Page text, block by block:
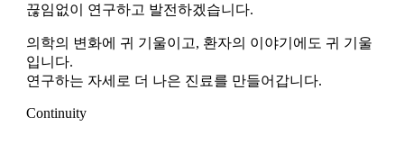
끊임없이 연구하고 발전하겠습니다.
의학의 변화에 귀 기울이고, 환자의 이야기에도 귀 기울
입니다.
연구하는 자세로 더 나은 진료를 만들어갑니다.
Continuity